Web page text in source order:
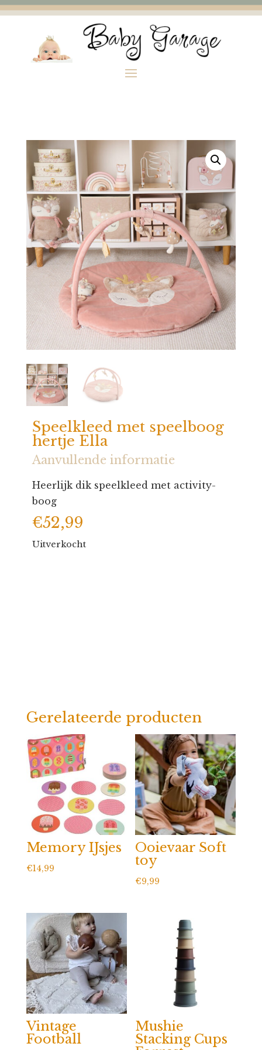
Speelkleed met speelboog
hertje Ella
Aanvullende informatie
Heerlijk dik speelkleed met activity-
boog
€52,99
Uitverkocht
Gerelateerde producten
Memory IJsjes
€14,99
Ooievaar Soft
toy
€9,99
Vintage
Football
Mushie
Stacking Cups